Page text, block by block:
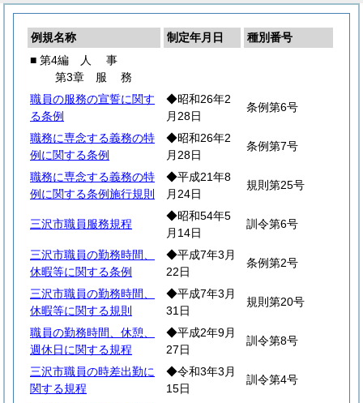
例規名称 制定年月日
種別番号
■ 第4編
人 事
第3章 服務
職員の服務の宣誓に関す
る条例
◆昭和26年2
月28日
条例第6号
職務に専念する義務の特
例に関する条例
◆昭和26年2
月28日
条例第7号
職務に専念する義務の特
例に関する条例施行規則
◆平成21年8
月24日
規則第25号
三沢市職員服務規程
◆昭和54年5
月14日
訓令第6号
三沢市職員の勤務時間、
休暇等に関する条例
◆平成7年3月
22日
条例第2号
三沢市職員の勤務時間、
休暇等に関する規則
◆平成7年3月
31日
規則第20号
職員の勤務時間、休憩、
週休日に関する規程
◆平成2年9月
27日
訓令第8号
三沢市職員の時差出勤に
関する規程
◆令和3年3月
15日
訓令第4号